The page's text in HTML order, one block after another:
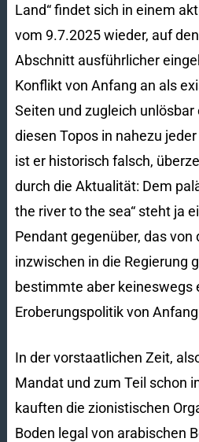
Land“ findet sich in einem
vom 9.7.2025 wieder, auf
Abschnitt ausführlicher
Konflikt von Anfang an als
Seiten und zugleich
diesen Topos in nahezu
ist er historisch falsch,
durch die Aktualität: Dem
the river to the sea“ steht ja
Pendant gegenüber, das
inzwischen in die Regierung
bestimmte aber keineswegs
Eroberungspolitik von
In der vorstaatlichen Zeit,
Mandat und zum Teil schon
kauften die zionistischen
Boden legal von arabischen